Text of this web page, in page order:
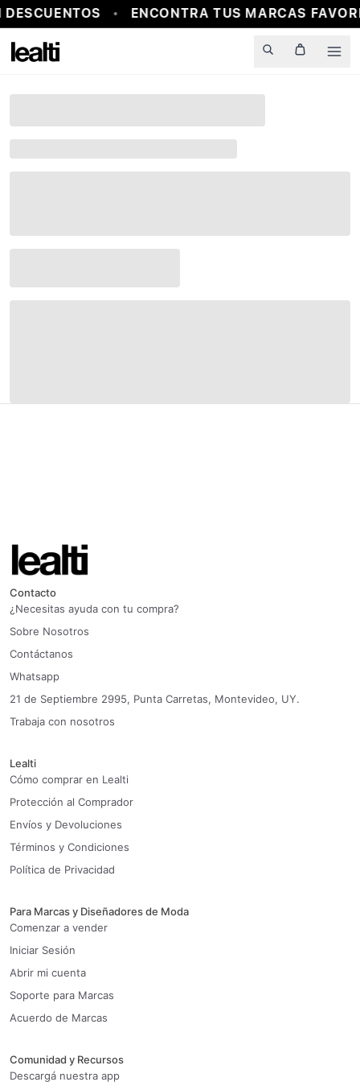
ENCONTRA TUS MARCAS
Contacto
¿Necesitas ayuda con tu compra?
Sobre Nosotros
Contáctanos
Whatsapp
21 de Septiembre 2995, Punta Carretas, Montevideo, UY.
Trabaja con nosotros
Lealti
Cómo comprar en Lealti
Protección al Comprador
Envíos y Devoluciones
Términos y Condiciones
Política de Privacidad
Para Marcas y Diseñadores de Moda
Comenzar a vender
Iniciar Sesión
Abrir mi cuenta
Soporte para Marcas
Acuerdo de Marcas
Comunidad y Recursos
Descargá nuestra app